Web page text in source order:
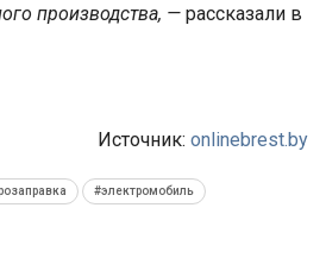
производства, — рассказали в
Источник: onlinebrest.by
#электромобиль